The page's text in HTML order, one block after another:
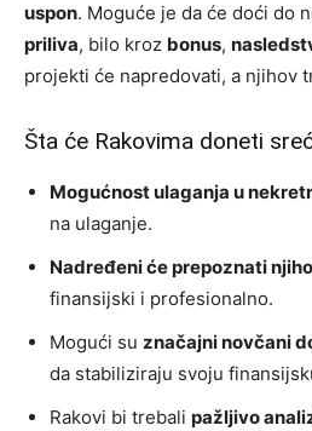
uspon. Moguće je da će doći do
priliva, bilo kroz bonus,
projekti će napredovati, a njihov
Šta će Rakovima doneti
Mogućnost ulaganja u
na ulaganje.
Nadređeni će prepoznati
finansijski i profesionalno.
Mogući su značajni novčani
da stabiliziraju svoju
Rakovi bi trebali pažljivo